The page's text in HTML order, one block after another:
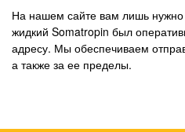
На нашем сайте вам лишь нужно
жидкий Somatropin был
адресу. Мы обеспечиваем
а также за ее пределы.